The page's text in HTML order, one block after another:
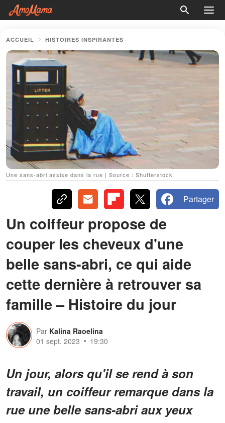
ACCUEIL HISTOIRES INSPIRANTES
Une sans-abri assise dans la rue | Source : Shutterstock
Partager
Un coiffeur propose de
couper les cheveux d'une
belle sans-abri, ce qui aide
cette dernière à retrouver sa
famille – Histoire du jour
Par Kalina Raoelina
01 sept. 2023
19:30
Un jour, alors qu'il se rend à son
travail, un coiffeur remarque dans la
rue une belle sans-abri aux yeux